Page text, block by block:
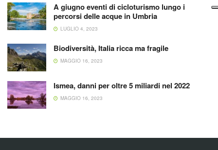
A giugno eventi di cicloturismo lungo i
percorsi delle acque in Umbria
LUGLIO 4, 2023
Biodiversità, Italia ricca ma fragile
MAGGIO 16, 2023
Ismea, danni per oltre 5 miliardi nel 2022
MAGGIO 16, 2023